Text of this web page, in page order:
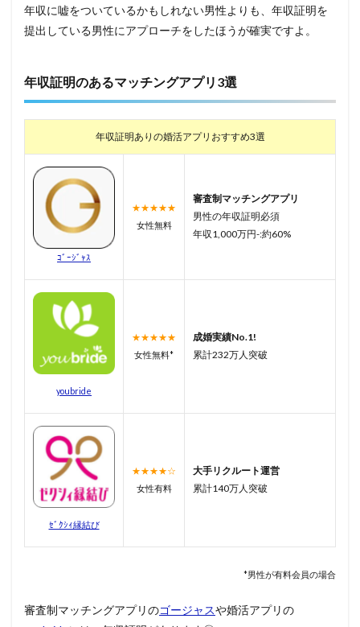
年収に嘘をついているかもしれない男性よりも、年収証明を
提出している男性にアプローチをしたほうが確実ですよ。
年収証明のあるマッチングアプリ3選
年収証明ありの婚活アプリおすすめ3選
ｺﾞｰｼﾞｬｽ
★★★★★
女性無料
審査制マッチングアプリ
男性の年収証明必須
年収1,000万円-:約60%
youbride
★★★★★
女性無料*
成婚実績No.1!
累計232万人突破
ｾﾞｸｼｨ縁結び
★★★★☆
女性有料
大手リクルート運営
累計140万人突破
*男性が有料会員の場合
審査制マッチングアプリのゴージャスや婚活アプリの